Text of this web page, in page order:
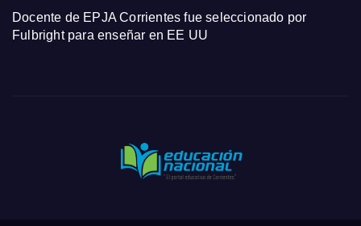
Docente de EPJA Corrientes fue seleccionado por
Fulbright para enseñar en EE UU